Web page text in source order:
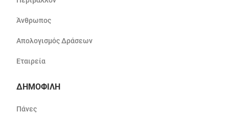
Άνθρωπος
Απολογισμός Δράσεων
Εταιρεία
ΔΗΜΟΦΙΛΗ
Πάνες